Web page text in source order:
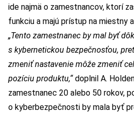
ide najmä o zamestnancov, ktorí
funkciu a majú prístup na miestny
„Tento zamestnanec by mal byť
s kybernetickou bezpečnosťou,
zmeniť nastavenie môže zmeniť
pozíciu produktu,“doplnil A.
zamestnanec 20 alebo 50 rokov,
o kyberbezpečnosti by mala byť